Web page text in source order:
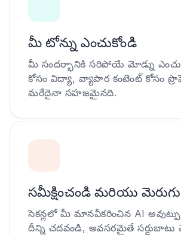
మీ టోన్ను ఎంచుకోండి
మీ సందర్భానికి సరిపోయే మోడ్ను
కోసం విద్యా, వ్యాపార కంటెంట్ కోసం
మరేదైనా సహజమైనది.
సమీక్షించండి మరియు
సెకన్లలో మీ మానవీకరించిన AI
దీన్ని చదవండి, అవసరమైతే